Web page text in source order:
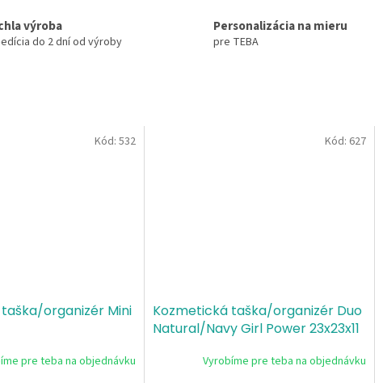
výroba
do 2 dní od výroby
Personalizácia na mieru
pre TEBA
organizér Mini
pre teba na objednávku
Kód: 532
Kozmetická taška/organizér Duo
Natural/Navy Girl Power 23x23x11
Vyrobíme pre teba na objednávku
Kód: 627